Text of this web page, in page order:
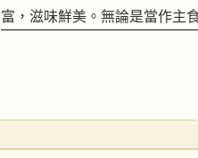
富，滋味鮮美。無論是當作主